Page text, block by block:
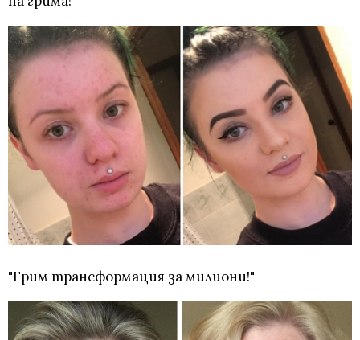
"Грим трансформация за милиони!"